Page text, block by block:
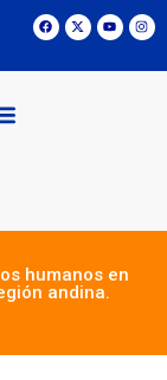
humanos en
andina.